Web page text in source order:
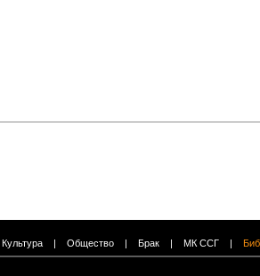
Культура | Общество | Брак | МК ССГ |